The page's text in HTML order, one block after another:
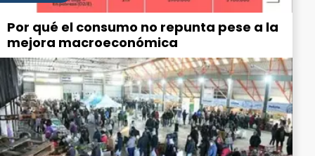
Por qué el consumo no repunta pese a la
mejora macroeconómica